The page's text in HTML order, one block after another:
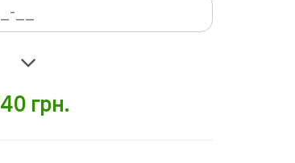
грн.